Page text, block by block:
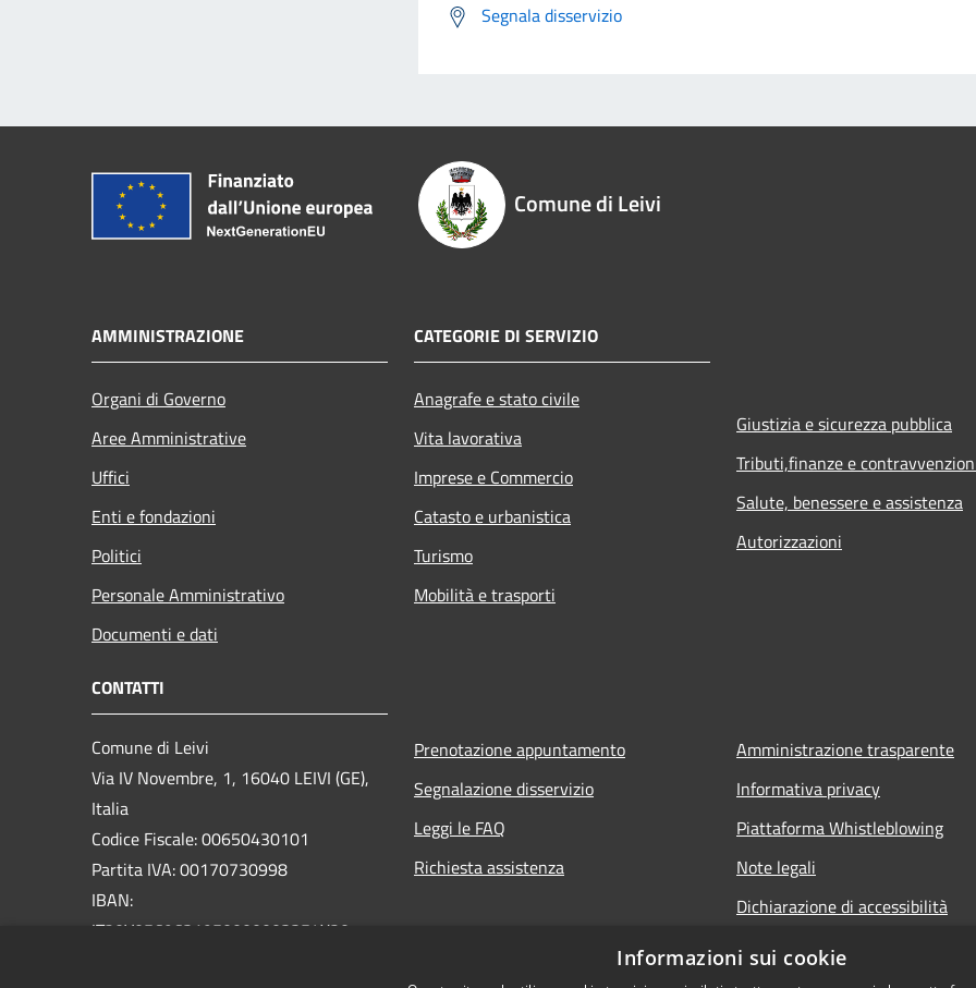
Segnala disservizio
Comune di Leivi
AMMINISTRAZIONE
Organi di Governo
Aree Amministrative
Uffici
Enti e fondazioni
Politici
Personale Amministrativo
Documenti e dati
CATEGORIE DI SERVIZIO
Anagrafe e stato civile
Vita lavorativa
Imprese e Commercio
Catasto e urbanistica
Turismo
Mobilità e trasporti
Giustizia e sicurezza pubblica
Tributi,finanze e
Salute, benessere e assistenza
Autorizzazioni
CONTATTI
Comune di Leivi
Via IV Novembre, 1, 16040 LEIVI (GE),
Italia
Codice Fiscale: 00650430101
Partita IVA: 00170730998
IBAN:
IT20V0569631950000003354X20
Prenotazione appuntamento
Segnalazione disservizio
Leggi le FAQ
Richiesta assistenza
Amministrazione trasparente
Informativa privacy
Piattaforma Whistleblowing
Note legali
Dichiarazione di accessibilità
Informazioni sui cookie